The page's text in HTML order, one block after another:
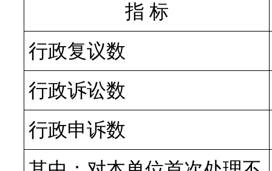
指 标
行政复议数
行政诉讼数
行政申诉数